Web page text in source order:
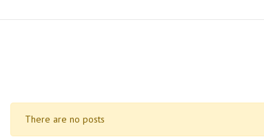
There are no posts